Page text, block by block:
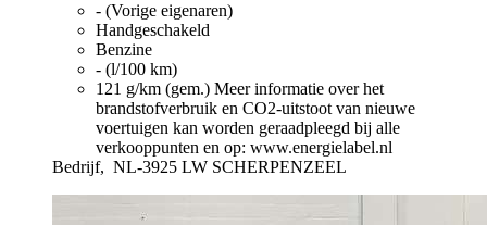
- (Vorige eigenaren)
Handgeschakeld
Benzine
- (l/100 km)
121 g/km (gem.) Meer informatie over het
brandstofverbruik en CO2-uitstoot van nieuwe
voertuigen kan worden geraadpleegd bij alle
verkooppunten en op: www.energielabel.nl
Bedrijf, NL-3925 LW SCHERPENZEEL